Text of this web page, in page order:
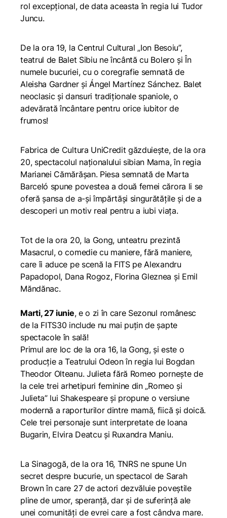
rol excepțional, de data aceasta în regia lui Tudor
Juncu.
De la ora 19, la Centrul Cultural „Ion Besoiu”,
teatrul de Balet Sibiu ne încântă cu Bolero și În
numele bucuriei, cu o coregrafie semnată de
Aleisha Gardner și Ángel Martínez Sánchez. Balet
neoclasic și dansuri tradiționale spaniole, o
adevărată încântare pentru orice iubitor de
frumos!
Fabrica de Cultura UniCredit găzduiește, de la ora
20, spectacolul naționalului sibian Mama, în regia
Marianei Cămărășan. Piesa semnată de Marta
Barceló spune povestea a două femei cărora li se
oferă șansa de a-și împărtăși singurătățile și de a
descoperi un motiv real pentru a iubi viața.
Tot de la ora 20, la Gong, unteatru prezintă
Masacrul, o comedie cu maniere, fără maniere,
care îi aduce pe scenă la FITS pe Alexandru
Papadopol, Dana Rogoz, Florina Gleznea și Emil
Măndănac.
Marti, 27 iunie, e o zi în care Sezonul românesc
de la FITS30 include nu mai puțin de șapte
spectacole în sală!
Primul are loc de la ora 16, la Gong, și este o
producție a Teatrului Odeon în regia lui Bogdan
Theodor Olteanu. Julieta fără Romeo pornește de
la cele trei arhetipuri feminine din „Romeo și
Julieta” lui Shakespeare și propune o versiune
modernă a raporturilor dintre mamă, fiică și doică.
Cele trei personaje sunt interpretate de Ioana
Bugarin, Elvira Deatcu și Ruxandra Maniu.
La Sinagogă, de la ora 16, TNRS ne spune Un
secret despre bucurie, un spectacol de Sarah
Brown în care 27 de actori dezvăluie poveștile
pline de umor, speranță, dar și de suferință ale
unei comunități de evrei care a fost cândva mare.